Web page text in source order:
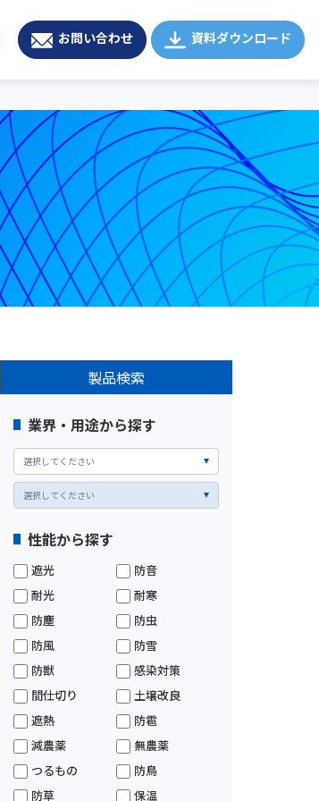
お問い合わせ 資料ダウンロード
製品検索
業界・用途から探す
性能から探す
遮光
防音
耐光
耐寒
防塵
防虫
防風
防雪
防獣
感染対策
間仕切り
土壌改良
遮熱
防雹
減農薬
無農薬
つるもの
防鳥
防草
保温